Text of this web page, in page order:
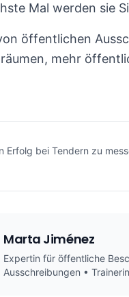
Mal werden sie
öffentlichen
mehr
Erfolg bei Tendern zu
Marta Jiménez
Expertin für öffentliche
Ausschreibungen •